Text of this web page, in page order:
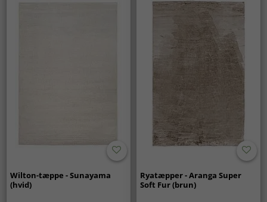
Wilton-tæppe - Sunayama
(hvid)
Ryatæpper - Aranga Super
Soft Fur (brun)